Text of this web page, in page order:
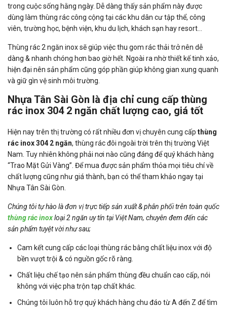
trong cuộc sống hằng ngày. Dễ dàng thấy sản phẩm này được
dùng làm thùng rác công cộng tại các khu dân cư tập thể, công
viên, trường học, bệnh viện, khu du lịch, khách sạn hay resort…
Thùng rác 2 ngăn inox sẽ giúp việc thu gom rác thải trở nên dễ
dàng & nhanh chóng hơn bao giờ hết. Ngoài ra nhờ thiết kế tinh xảo,
hiện đại nên sản phẩm cũng góp phần giúp không gian xung quanh
và giữ gìn vệ sinh môi trường.
Nhựa Tân Sài Gòn là địa chỉ cung cấp thùng
rác inox 304 2 ngăn chất lượng cao, giá tốt
Hiện nay trên thị trường có rất nhiều đơn vị chuyên cung cấp thùng
rác inox 304 2 ngăn, thùng rác đôi ngoài trời trên thị trường Việt
Nam. Tuy nhiên không phải nơi nào cũng đáng để quý khách hàng
“Trao Mặt Gửi Vàng”. Để mua được sản phẩm thỏa mọi tiêu chí về
chất lượng cũng như giá thành, bạn có thể tham khảo ngay tại
Nhựa Tân Sài Gòn.
Chúng tôi tự hào là đơn vị trực tiếp sản xuất & phân phối trên toàn quốc
thùng rác inoxloại 2 ngăn uy tín tại Việt Nam, chuyên đem đến các
sản phẩm tuyệt vời như sau;
Cam kết cung cấp các loại thùng rác bằng chất liệu inox với độ
bền vượt trội & có nguồn gốc rõ ràng.
Chất liệu chế tạo nên sản phẩm thùng đều chuẩn cao cấp, nói
không với việc pha trộn tạp chất khác.
Chúng tôi luôn hỗ trợ quý khách hàng chu đáo từ A đến Z để tìm